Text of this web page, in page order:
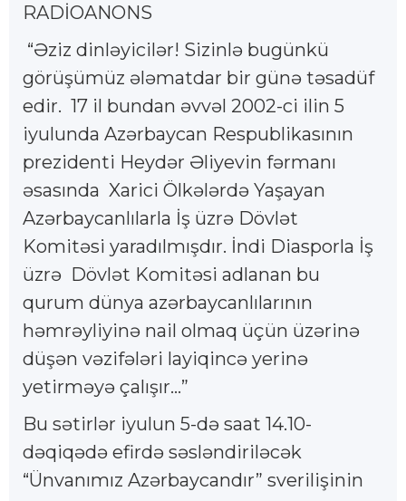
RADİOANONS
“Əziz dinləyicilər! Sizinlə bugünkü
görüşümüz ələmatdar bir günə təsadüf
edir. 17 il bundan əvvəl 2002-ci ilin 5
iyulunda Azərbaycan Respublikasının
prezidenti Heydər Əliyevin fərmanı
əsasında Xarici Ölkələrdə Yaşayan
Azərbaycanlılarla İş üzrə Dövlət
Komitəsi yaradılmışdır. İndi Diasporla İş
üzrə Dövlət Komitəsi adlanan bu
qurum dünya azərbaycanlılarının
həmrəyliyinə nail olmaq üçün üzərinə
düşən vəzifələri layiqincə yerinə
yetirməyə çalışır…”
Bu sətirlər iyulun 5-də saat 14.10-
dəqiqədə efirdə səsləndiriləcək
“Ünvanımız Azərbaycandır” sverilişinin